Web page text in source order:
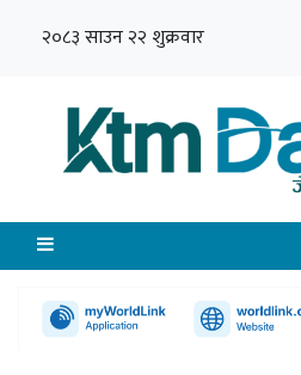
२०८३ साउन २२ शुक्रवार